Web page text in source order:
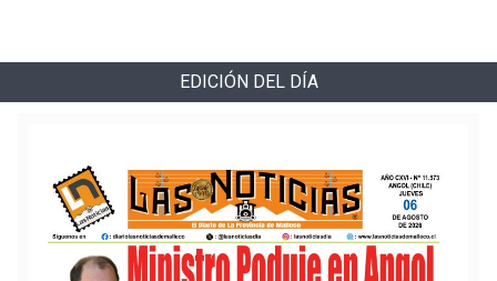
EDICIÓN DEL DÍA